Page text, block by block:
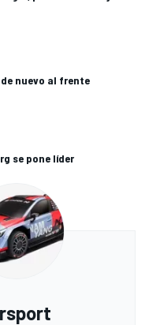
nuevo al frente
se pone líder